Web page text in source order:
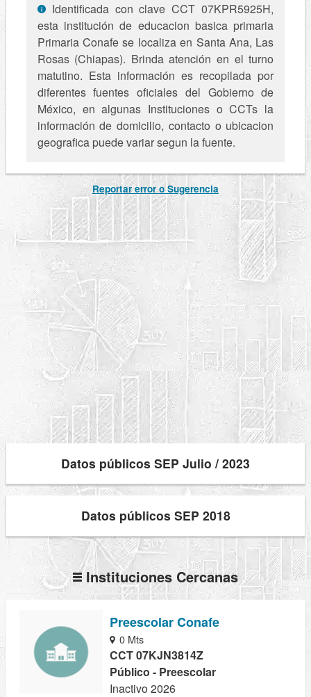
Identificada con clave CCT 07KPR5925H,
esta institución de educacion basica primaria
Primaria Conafe se localiza en Santa Ana, Las
Rosas (Chiapas). Brinda atención en el turno
matutino. Esta información es recopilada por
diferentes fuentes oficiales del Gobierno de
México, en algunas Instituciones o CCTs la
información de domicilio, contacto o ubicacion
geografica puede variar segun la fuente.
Reportar error o Sugerencia
Datos públicos SEP Julio / 2023
Datos públicos SEP 2018
Instituciones Cercanas
Preescolar Conafe
0 Mts
CCT 07KJN3814Z
Público - Preescolar
Inactivo 2026